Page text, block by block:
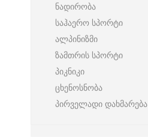
ნადირობა
საჰაერო სპორტი
ალპინიზმი
ზამთრის სპორტი
პიკნიკი
ცხენოსნობა
პირველადი დახმარება